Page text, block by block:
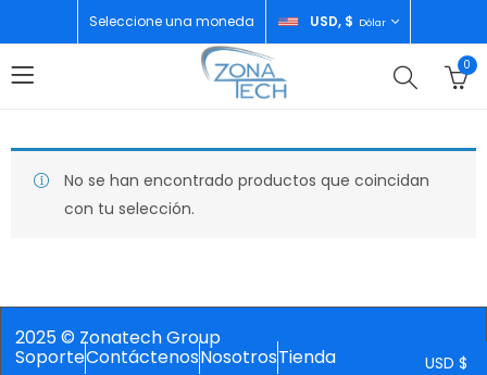
Seleccione una moneda USD, $ Dólar
0
No se han encontrado productos que coincidan
con tu selección.
2025 © Zonatech Group
SoporteContáctenosNosotrosTienda USD $